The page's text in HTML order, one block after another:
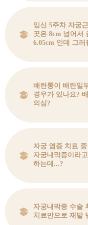
임신 5주차 자궁
곳은 8cm 넘어서
6.05cm 인데 그
배란통이 배란일
경우가 있나요?
의심?
자궁 염증 치료
자궁내막증이라
하는데...?
자궁내막증 수술
치료만으로 재발